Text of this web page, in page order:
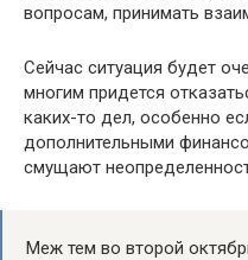
вопросам, принимать
Сейчас ситуация будет
многим придется
каких-то дел, особенно
дополнительными
смущают
Меж тем во второй